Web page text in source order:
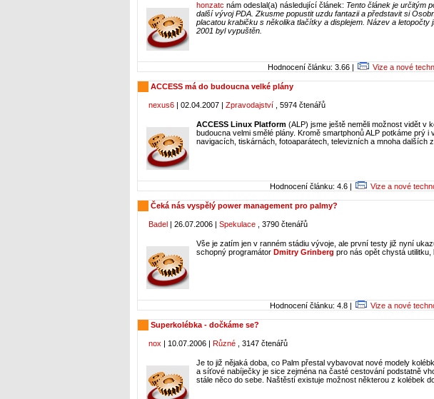
honzatc nám odeslal(a) následující článek: Tento článek je určitým
další vývoj PDA. Zkusme popustit uzdu fantazii a představit si
placatou krabičku s několika tlačítky a displejem. Název a
2001 byl vypuštěn.
Hodnocení článku: 3.66 | Vize a nové
ACCESS má do budoucna velké plány
nexus6 | 02.04.2007 | Zpravodajství , 5974 čtenářů
ACCESS Linux Platform(ALP) jsme ještě neměli možnost vidět v
budoucna velmi smělé plány. Kromě smartphonů ALP potkáme prý
navigacích, tiskárnách, fotoaparátech, televizních a mnoha dalších
Hodnocení článku: 4.6 | Vize a nové
Čeká nás vyspělý power management pro palmy?
Badel | 26.07.2006 | Spekulace , 3790 čtenářů
Vše je zatím jen v ranném stádiu vývoje, ale první testy již nyní
schopný programátor Dmitry Grinberg pro nás opět chystá utilitku,
Hodnocení článku: 4.8 | Vize a nové
Superkolébka - dočkáme se?
nox | 10.07.2006 | Různé , 3147 čtenářů
Je to již nějaká doba, co Palm přestal vybavovat nové modely
a síťové nabíječky je sice zejména na časté cestování podstatně
stále něco do sebe. Naštěstí existuje možnost některou z kolébek